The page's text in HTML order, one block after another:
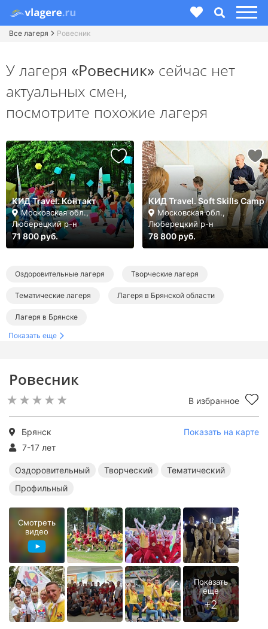
Все лагеря Ровесник
Ровесник
В избранное
Брянск
Показать на карте
7-17 лет
Оздоровительный Творческий
Тематический
Профильный
Смотреть
видео
У лагеря «Ровесник» сейчас нет
актуальных смен,
посмотрите похожие лагеря
КИД Travel. Контакт
Московская обл.,
Люберецкий р-н
71 800 руб.
КИД Travel. Soft Skills Camp
Московская обл.,
Люберецкий р-н
78 800 руб.
Оздоровительные лагеря Творческие лагеря
Тематические лагеря Лагеря в Брянской области
Лагеря в Брянске
Показать еще